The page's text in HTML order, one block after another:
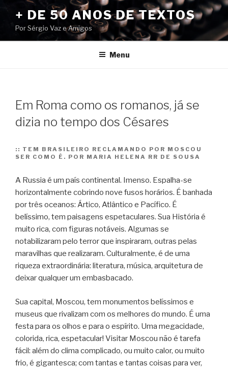
conteúdo
+ DE 50 ANOS DE TEXTOS
Por Sérgio Vaz e Amigos
Menu
Em Roma como os romanos, já se
dizia no tempo dos Césares
:: TEM BRASILEIRO RECLAMANDO POR MOSCOU
SER COMO É. POR MARIA HELENA RR DE SOUSA
A Russia é um país continental. Imenso. Espalha-se
horizontalmente cobrindo nove fusos horários. É banhada
por três oceanos: Ártico, Atlântico e Pacífico. É
belíssimo, tem paisagens espetaculares. Sua História é
muito rica, com figuras notáveis. Algumas se
notabilizaram pelo terror que inspiraram, outras pelas
maravilhas que realizaram. Culturalmente, é de uma
riqueza extraordinária: literatura, música, arquitetura de
deixar qualquer um embasbacado.
Sua capital, Moscou, tem monumentos belíssimos e
museus que rivalizam com os melhores do mundo. É uma
festa para os olhos e para o espírito. Uma megacidade,
colorida, rica, espetacular! Visitar Moscou não é tarefa
fácil: além do clima complicado, ou muito calor, ou muito
frio, é gigantesca; com tantas e tantas coisas para ver,